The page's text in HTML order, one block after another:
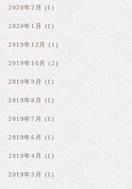
2020年2月 (1)
2020年1月 (1)
2019年12月 (1)
2019年10月 (2)
2019年9月 (1)
2019年8月 (1)
2019年7月 (1)
2019年6月 (1)
2019年4月 (1)
2019年3月 (1)